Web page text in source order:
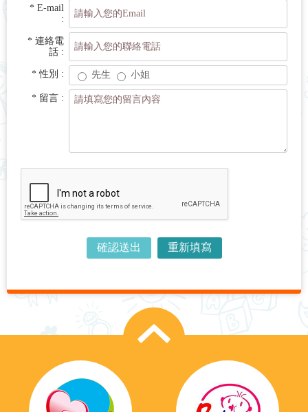
* E-mail
:
* 連絡電
話 :
* 性別 : 先生 小姐
* 留言 :
確認送出 重新填寫